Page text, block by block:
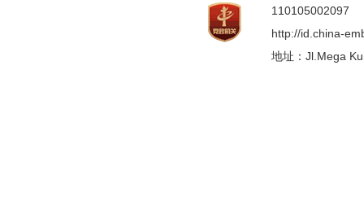
110105002097
http://id.china-
地址：Jl.Mega